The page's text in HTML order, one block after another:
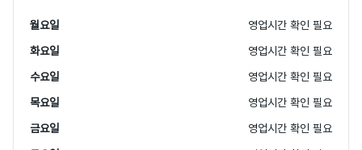
월요일
영업시간 확인 필요
화요일
영업시간 확인 필요
수요일
영업시간 확인 필요
목요일
영업시간 확인 필요
금요일
영업시간 확인 필요